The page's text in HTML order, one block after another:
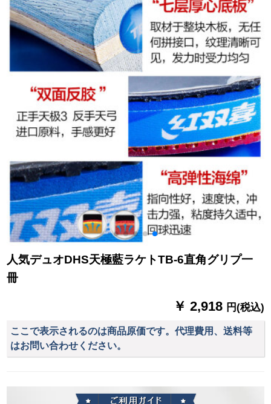
て、1つの星の短い柄
をそのまま送った。
人気デュオDHS天極藍ラケトTB-6直角グリプ一
冊
￥ 2,918 円(税込)
ここで表示されるのは商品原価です。代理費用、送料等
はお問い合わせください。